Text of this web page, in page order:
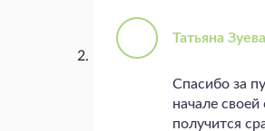
Татьяна Зуева
Спасибо за
начале
получится